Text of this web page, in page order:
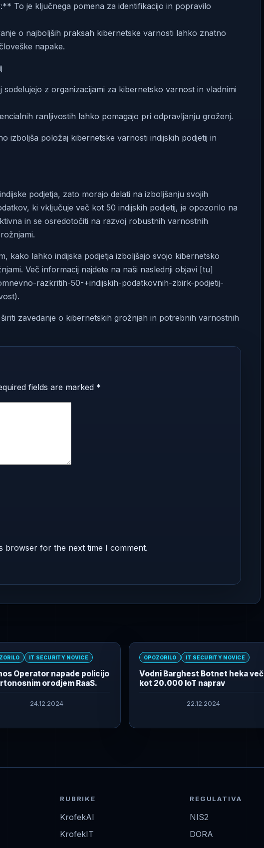
To je ključnega pomena za identifikacijo in popravilo
o najboljših praksah kibernetske varnosti lahko znatno
napake.
z organizacijami za kibernetsko varnost in vladnimi
ranljivostih lahko pomagajo pri odpravljanju groženj.
izboljša položaj kibernetske varnosti indijskih podjetij in
podjetja, zato morajo delati na izboljšanju svojih
ki vključuje več kot 50 indijskih podjetij, je opozorilo na
in se osredotočiti na razvoj robustnih varnostnih
kako lahko indijska podjetja izboljšajo svojo kibernetsko
Več informacij najdete na naši naslednji objavi [tu]
razkritih-50-+indijskih-podatkovnih-zbirk-podjetij-
zavedanje o kibernetskih grožnjah in potrebnih varnostnih
fields are marked *
browser for the next time I comment.
IT SECURITY NOVICE
Operator napade policijo
orodjem RaaS.
24.12.2024
OPOZORILO IT SECURITY NOVICE
Vodni Barghest Botnet heka več
kot 20.000 IoT naprav
22.12.2024
RUBRIKE
KrofekAI
KrofekIT
REGULATIVA
NIS2
DORA